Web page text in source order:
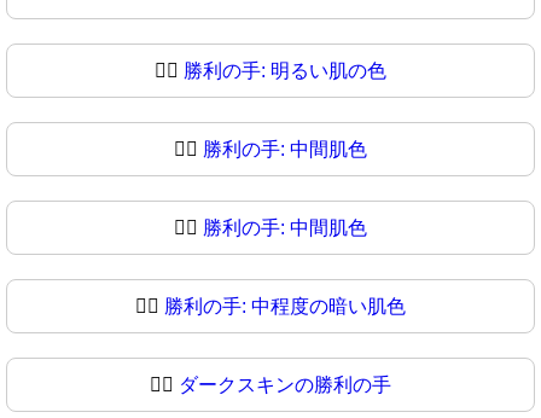
✌🏻 勝利の手: 明るい肌の色
✌🏼 勝利の手: 中間肌色
✌🏽 勝利の手: 中間肌色
✌🏾 勝利の手: 中程度の暗い肌色
✌🏿 ダークスキンの勝利の手